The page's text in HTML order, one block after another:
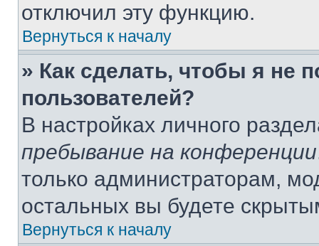
отключил эту функцию.
Вернуться к началу
» Как сделать, чтобы я не
пользователей?
В настройках личного
пребывание на конференции
только администраторам,
остальных вы будете
Вернуться к началу